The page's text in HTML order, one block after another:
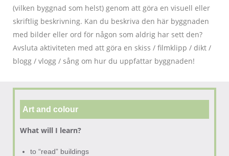
(vilken byggnad som helst) genom att göra en visuell eller
skriftlig beskrivning. Kan du beskriva den här byggnaden
med bilder eller ord för någon som aldrig har sett den?
Avsluta aktiviteten med att göra en skiss / filmklipp / dikt /
blogg / vlogg / sång om hur du uppfattar byggnaden!
Art and colour
What will I learn?
to “read” buildings